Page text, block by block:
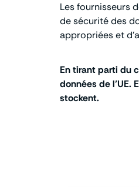
Les fournisseurs
de sécurité des
appropriées et
En tirant parti du
données de
stockent.